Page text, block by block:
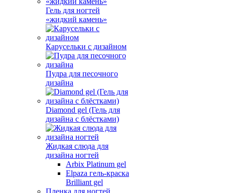
Гель для ногтей
«жидкий камень»
Карусельки с дизайном
Пудра для песочного
дизайна
Diamond gel (Гель для
дизайна с блёстками)
Жидкая слюда для
дизайна ногтей
Arbix Platinum gel
Elpaza гель-краска
Brilliant gel
Пленка для ногтей